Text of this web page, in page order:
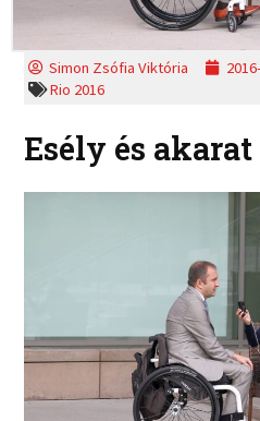
Simon Zsófia Viktória
Rio 2016
Esély és akarat